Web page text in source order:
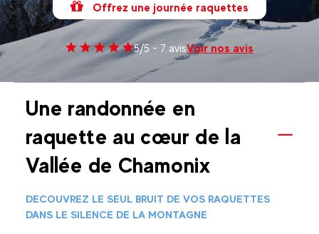
Offrez une journée raquettes
5/5 - 7 avisVoir nos avis
Une randonnée en
raquette au cœur de la
Vallée de Chamonix
DECOUVREZ LE SEUL BRUIT DE VOS RAQUETTES
DANS LE SILENCE DE LA MONTAGNE